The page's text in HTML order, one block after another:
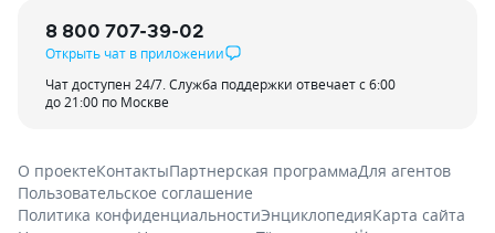
8 800 707-39-02
Открыть чат в приложении
Чат доступен 24/7. Служба поддержки отвечает с 6:00
до 21:00 по Москве
О проектеКонтактыПартнерская программаДля агентов
Пользовательское соглашение
Политика конфиденциальностиЭнциклопедияКарта сайта